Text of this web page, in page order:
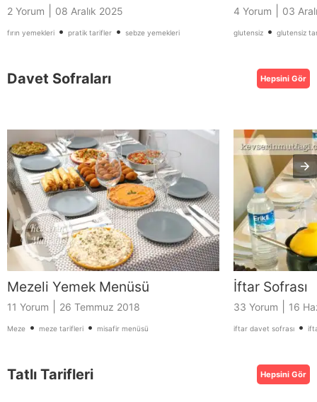
2 Yorum 08 Aralık 2025
fırın yemekleri • pratik tarifler • sebze yemekleri
4 Yorum 03
glutensiz • glutensiz
Davet Sofraları Hepsini Gör
Mezeli Yemek Menüsü
11 Yorum 26 Temmuz 2018
Meze • meze tarifleri • misafir menüsü
İftar Sofrası
33 Yorum 16
iftar davet sofrası •
Tatlı Tarifleri Hepsini Gör